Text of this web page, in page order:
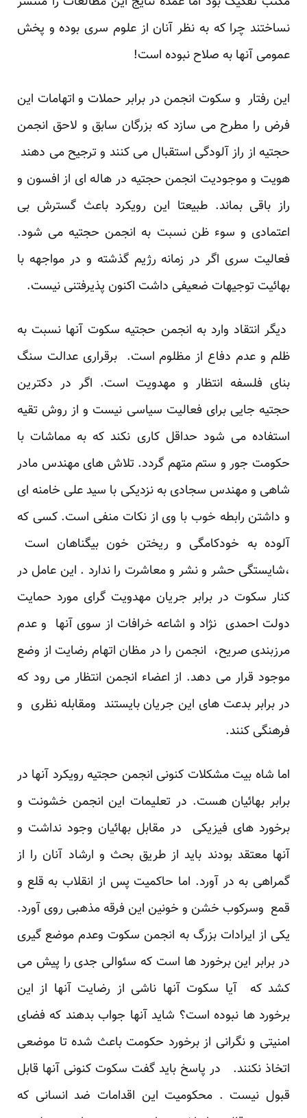
نساختند چرا که به نظر آنان از علوم سری بوده و پخش
عمومی آنها به صلاح نبوده است!
این رفتار و سکوت انجمن در برابر حملات و اتهامات این
فرض را مطرح می سازد که بزرگان سابق و لاحق انجمن
حجتیه از راز آلودگی استقبال می کنند و ترجیح می دهند
هویت و موجودیت انجمن حجتیه در هاله ای از افسون و
راز باقی بماند. طبیعتا این رویکرد باعث گسترش بی
اعتمادی و سوء ظن نسبت به انجمن حجتیه می شود.
فعالیت سری اگر در زمانه رژیم گذشته و در مواجهه با
بهائیت توجیهات ضعیفی داشت اکنون پذیرفتنی نیست.
دیگر انتقاد وارد به انجمن حجتیه سکوت آنها نسبت به
ظلم و عدم دفاع از مظلوم است. برقراری عدالت سنگ
بنای فلسفه انتظار و مهدویت است. اگر در دکترین
حجتیه جایی برای فعالیت سیاسی نیست و از روش تقیه
استفاده می شود حداقل کاری نکند که به مماشات با
حکومت جور و ستم متهم گردد. تلاش های مهندس مادر
شاهی و مهندس سجادی به نزدیکی با سید علی خامنه ای
و داشتن رابطه خوب با وی از نکات منفی است. کسی که
آلوده به خودکامگی و ریختن خون بیگناهان است
،شایستگی حشر و نشر و معاشرت را ندارد . این عامل در
کنار سکوت در برابر جریان مهدویت گرای مورد حمایت
دولت احمدی نژاد و اشاعه خرافات از سوی آنها و عدم
مرزبندی صریح، انجمن را در مظان اتهام رضایت از وضع
موجود قرار می دهد. از اعضاء انجمن انتظار می رود که
در برابر بدعت های این جریان بایستند ومقابله نظری و
فرهنگی کنند.
اما شاه بیت مشکلات کنونی انجمن حجتیه رویکرد آنها در
برابر بهائیان هست. در تعلیمات این انجمن خشونت و
برخورد های فیزیکی در مقابل بهائیان وجود نداشت و
آنها معتقد بودند باید از طریق بحث و ارشاد آنان را از
گمراهی به در آورد. اما حاکمیت پس از انقلاب به قلع و
قمع وسرکوب خشن و خونین این فرقه مذهبی روی آورد.
یکی از ایرادات بزرگ به انجمن سکوت وعدم موضع گیری
در برابر این برخورد ها است که سئوالی جدی را پیش می
کشد که آیا سکوت آنها ناشی از رضایت آنها از این
برخورد ها نبوده است؟ شاید آنها جواب بدهند که فضای
امنیتی و نگرانی از برخورد حکومت باعث شده تا موضعی
اتخاذ نکنند. در پاسخ باید گفت سکوت کنونی آنها قابل
قبول نیست . محکومیت این اقدامات ضد انسانی که